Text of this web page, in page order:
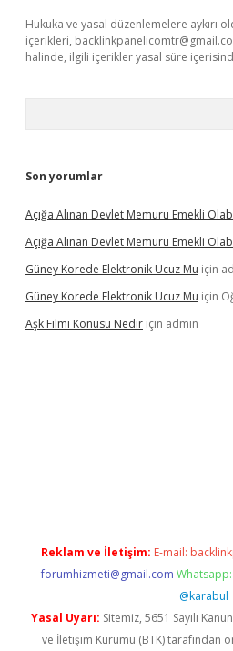
Hukuka ve yasal düzenlemelere aykırı
içerikleri,
halinde, ilgili içerikler yasal süre
Son yorumlar
Açığa Alınan Devlet Memuru Emekli
Açığa Alınan Devlet Memuru Emekli
Güney Korede Elektronik Ucuz Mu için
Güney Korede Elektronik Ucuz Mu için
Aşk Filmi Konusu Nedir için admin
Reklam ve İletişim: E-mail:
forumhizmeti@gmail.com
@karabul
Yasal Uyarı: Sitemiz, 5651 Sayılı
ve İletişim Kurumu (BTK) tarafından